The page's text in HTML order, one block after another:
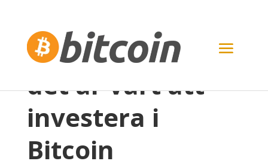
7 skäl till varför
det är värt att
investera i
Bitcoin